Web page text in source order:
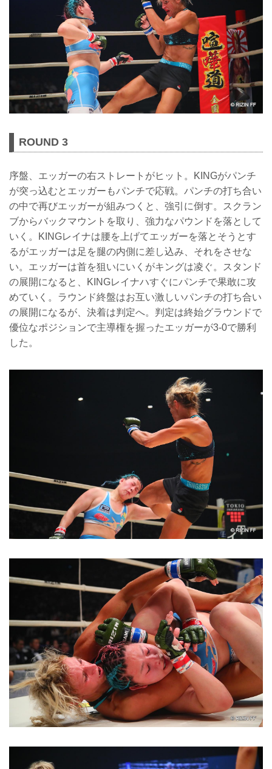
ROUND 3
序盤、エッガーの右ストレートがヒット。KINGがパンチ
が突っ込むとエッガーもパンチで応戦。パンチの打ち合い
の中で再びエッガーが組みつくと、強引に倒す。スクラン
ブからバックマウントを取り、強力なパウンドを落として
いく。KINGレイナは腰を上げてエッガーを落とそうとす
るがエッガーは足を腿の内側に差し込み、それをさせな
い。エッガーは首を狙いにいくがキングは凌ぐ。スタンド
の展開になると、KINGレイナハすぐにパンチで果敢に攻
めていく。ラウンド終盤はお互い激しいパンチの打ち合い
の展開になるが、決着は判定へ。判定は終始グラウンドで
優位なポジションで主導権を握ったエッガーが3-0で勝利
した。